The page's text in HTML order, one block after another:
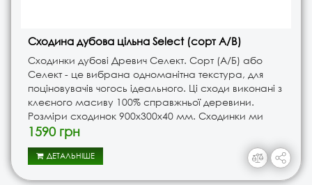
Сходина дубова цільна Select (сорт A/B)
Сходинки дубові Древич Селект. Сорт (А/Б) або
Селект - це вибрана одноманітна текстура, для
поціновувачів чогось ідеального. Ці сходи виконані з
клеєного масиву 100% справжньої деревини.
Розміри сходинок 900х300х40 мм. Сходинки ми
виконуємо тільки з добре просушеної деревини,
1590 грн
ДЕТАЛЬНІШЕ